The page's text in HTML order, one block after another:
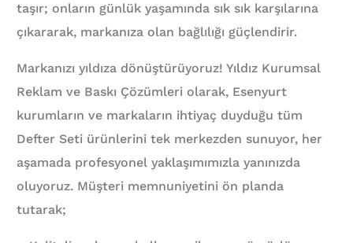
taşır; onların günlük yaşamında sık sık karşılarına
çıkararak, markanıza olan bağlılığı güçlendirir.
Markanızı yıldıza dönüştürüyoruz! Yıldız Kurumsal
Reklam ve Baskı Çözümleri olarak, Esenyurt
kurumların ve markaların ihtiyaç duyduğu tüm
Defter Seti ürünlerini tek merkezden sunuyor, her
aşamada profesyonel yaklaşımımızla yanınızda
oluyoruz. Müşteri memnuniyetini ön planda
tutarak;